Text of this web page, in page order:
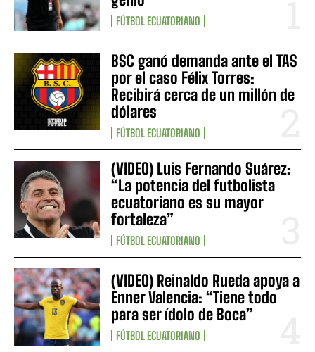
FÚTBOL ECUATORIANO
BSC ganó demanda ante el TAS
por el caso Félix Torres:
Recibirá cerca de un millón de
dólares
FÚTBOL ECUATORIANO
(VIDEO) Luis Fernando Suárez:
“La potencia del futbolista
ecuatoriano es su mayor
fortaleza”
FÚTBOL ECUATORIANO
(VIDEO) Reinaldo Rueda apoya a
Enner Valencia: “Tiene todo
para ser ídolo de Boca”
FÚTBOL ECUATORIANO